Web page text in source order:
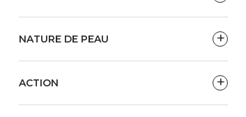
NATURE DE PEAU
ACTION